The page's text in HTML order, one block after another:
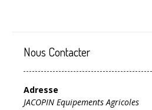
Nous Contacter
Adresse
JACOPIN Equipements Agricoles